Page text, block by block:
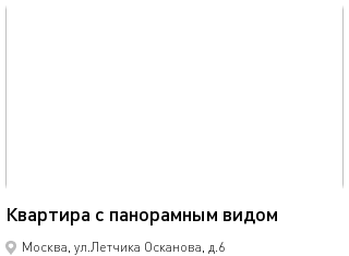
Квартира с панорамным видом
Москва, ул.Летчика Осканова, д.6